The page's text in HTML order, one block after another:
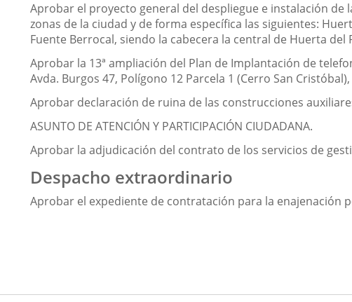
Aprobar el proyecto general del despliegue e instalación de
zonas de la ciudad y de forma específica las siguientes:
Fuente Berrocal, siendo la cabecera la central de Huerta del
Aprobar la 13ª ampliación del Plan de Implantación de
Avda. Burgos 47, Polígono 12 Parcela 1 (Cerro San
Aprobar declaración de ruina de las construcciones
ASUNTO DE ATENCIÓN Y PARTICIPACIÓN CIUDADANA.
Aprobar la adjudicación del contrato de los servicios de
Despacho extraordinario
Aprobar el expediente de contratación para la enajenación